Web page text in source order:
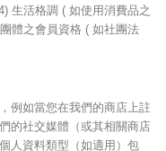
生活格調 ( 如使用消費品之
體之會員資格 ( 如社團法
例如當您在我們的商店上註
的社交媒體（或其相關商店
人資料類型（如適用）包